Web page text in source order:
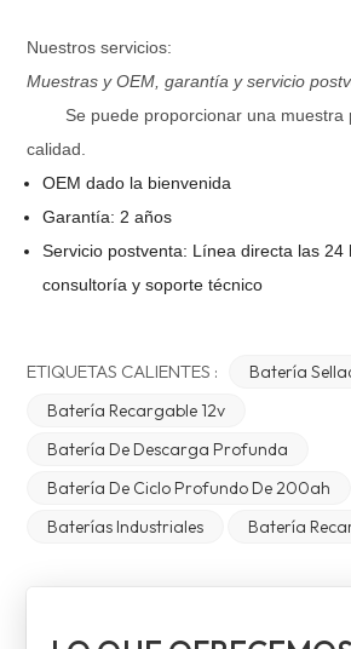
Nuestros servicios:
Muestras y OEM, garantía y servicio
Se puede proporcionar una muestra
calidad.
OEM dado la bienvenida
Garantía: 2 años
Servicio postventa: Línea directa las 24
consultoría y soporte técnico
ETIQUETAS CALIENTES :
Batería
Batería Recargable 12v
Batería De Descarga Profunda
Batería De Ciclo Profundo De 200ah
Baterías Industriales
Batería